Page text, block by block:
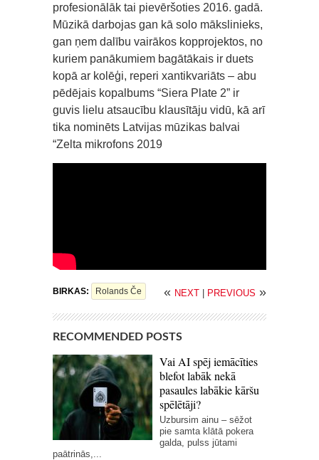
profesionālāk tai pievēršoties 2016. gadā.
Mūzikā darbojas gan kā solo mākslinieks,
gan ņem dalību vairākos kopprojektos, no
kuriem panākumiem bagātākais ir duets
kopā ar kolēģi, reperi xantikvariāts – abu
pēdējais kopalbums “Siera Plate 2” ir
guvis lielu atsaucību klausītāju vidū, kā arī
tika nominēts Latvijas mūzikas balvai
“Zelta mikrofons 2019
BIRKAS: Rolands Če « NEXT | PREVIOUS »
RECOMMENDED POSTS
Vai AI spēj iemācīties
blefot labāk nekā
pasaules labākie kāršu
spēlētāji?
Uzbursim ainu – sēžot
pie samta klātā pokera
galda, pulss jūtami
paātrinās,...